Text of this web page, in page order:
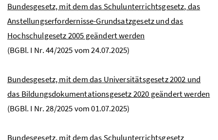
Bundesgesetz, mit dem das Schulunterrichtsgesetz, das
Anstellungserfordernisse-Grundsatzgesetz und das
Hochschulgesetz 2005 geändert werden
(BGBl. I Nr. 44/2025 vom 24.07.2025)
Bundesgesetz, mit dem das Universitätsgesetz 2002 und
das Bildungsdokumentationsgesetz 2020 geändert werden
(BGBl. I Nr. 28/2025 vom 01.07.2025)
Bundesgesetz, mit dem das Schulunterrichtsgesetz